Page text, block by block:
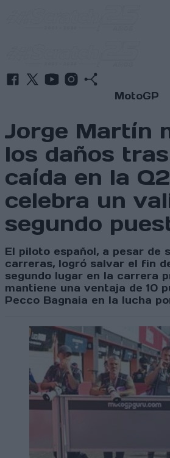
MotoGP
Jorge Martín
los daños
caída en la
celebra un
segundo
El piloto español, a pesar de
carreras, logró salvar el fin
segundo lugar en la carrera
mantiene una ventaja de 10
Pecco Bagnaia en la lucha